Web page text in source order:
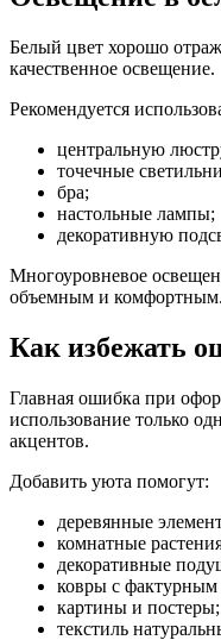
Белый цвет хорошо
качественное освещение.
Рекомендуется
центральную
точечные
бра;
настольные лампы;
декоративную
Многоуровневое
объемным и комфортным.
Как избежать
Главная ошибка при
использование только
акцентов.
Добавить уюта помогут:
деревянные
комнатные
декоративные
ковры с фактурным
картины и постеры;
текстиль